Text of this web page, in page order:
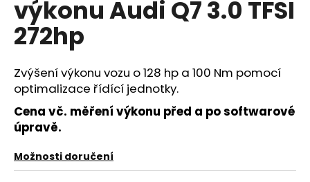
výkonu Audi Q7 3.0 TFSI
272hp
Zvýšení výkonu vozu o 128 hp a 100 Nm pomocí
optimalizace řídící jednotky.
Cena vč. měření výkonu před a po softwarové
úpravě.
Možnosti doručení
a
j
t
?